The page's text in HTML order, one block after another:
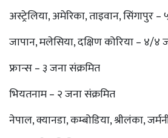
अस्ट्रेलिया, अमेरिका, ताइवान, सिंगापुर
जापान, मलेसिया, दक्षिण कोरिया – ४/४
फ्रान्स – ३ जना संक्रमित
भियतनाम – २ जना संक्रमित
नेपाल, क्यानडा, कम्बोडिया, श्रीलंका,